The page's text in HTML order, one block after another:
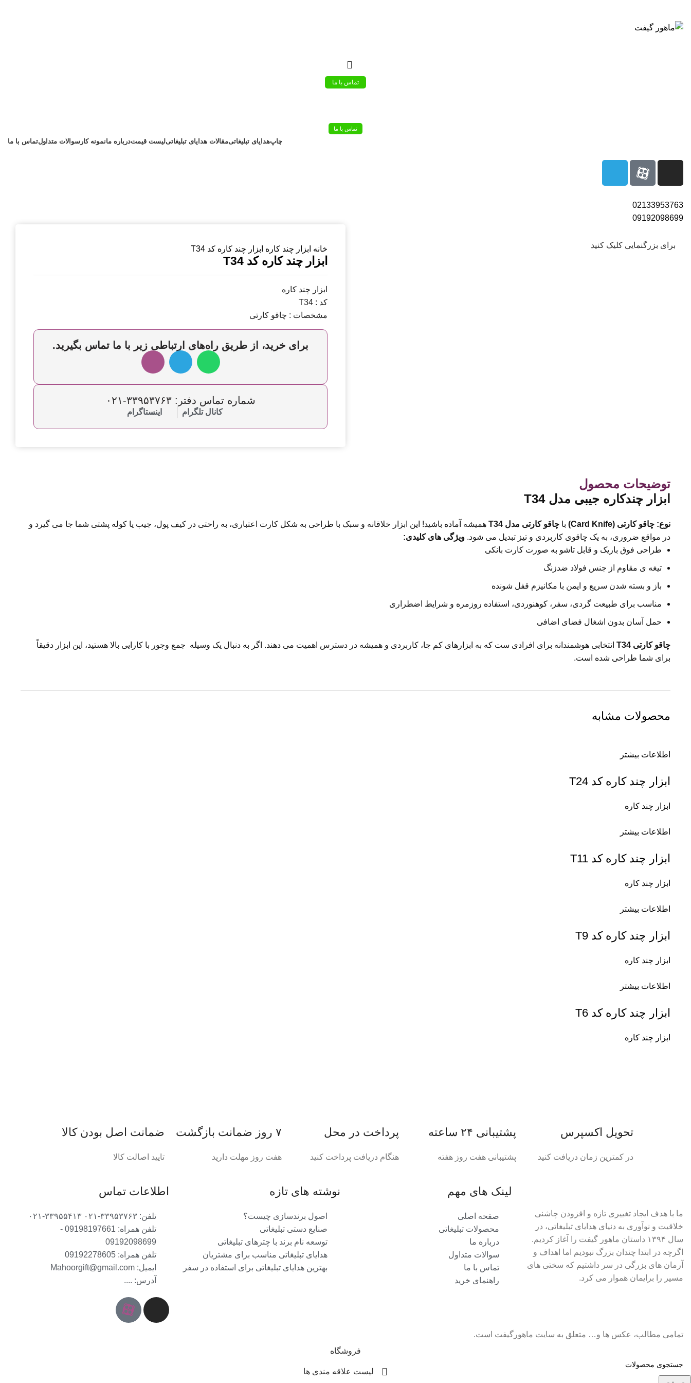
تماس با ما
تماس با ما
چاپهدایای تبلیغاتیمقالات هدایای تبلیغاتیلیست قیمتدرباره مانمونه کار سوالات متداولتماس با ما
02133953763
09192098699
برای بزرگنمایی کلیک کنید خانه ابزار چند کاره ابزار چند کاره کد T34
ابزار چند کاره کد T34
ابزار چند کاره
کد : T34
مشخصات : چاقو کارتی
برای خرید، از طریق راه‌های ارتباطی زیر با ما تماس بگیرید.
شماره تماس دفتر: ۳۳۹۵۳۷۶۳-۰۲۱
کانال تلگرام اینستاگرام
توضیحات محصول
ابزار چندکاره جیبی مدل T34
نوع: چاقو کارتی (Card Knife) با چاقو کارتی مدل
همیشه آماده باشید! این ابزار خلاقانه و سبک با طراحی به شکل کارت اعتباری، به راحتی در کیف پول، جیب یا کوله پشتی شما جا می گیرد و
در مواقع ضروری، به یک چاقوی کاربردی و تیز تبدیل می شود. ویژگی های کلیدی:
طراحی فوق باریک و قابل تاشو به صورت کارت بانکی
تیغه ی مقاوم از جنس فولاد ضدزنگ
باز و بسته شدن سریع و ایمن با مکانیزم قفل شونده
مناسب برای طبیعت گردی، سفر، کوهنوردی، استفاده روزمره و شرایط اضطراری
حمل آسان بدون اشغال فضای اضافی
چاقو کارتی
انتخابی هوشمندانه برای افرادی ست که به ابزارهای کم جا، کاربردی و همیشه در دسترس اهمیت می دهند. اگر به دنبال یک وسیله جمع وجور با کارایی بالا هستید، این ابزار دقیقاً
برای شما طراحی شده است.
محصولات مشابه
اطلاعات بیشتر
ابزار چند کاره کد T24
ابزار چند کاره
اطلاعات بیشتر
ابزار چند کاره کد T11
ابزار چند کاره
اطلاعات بیشتر
ابزار چند کاره کد T9
ابزار چند کاره
اطلاعات بیشتر
ابزار چند کاره کد T6
ابزار چند کاره
تحویل اکسپرس
در کمترین زمان دریافت کنید
پشتیبانی ۲۴ ساعته
پشتیبانی هفت روز هفته
پرداخت در محل
هنگام دریافت پرداخت کنید
۷ روز ضمانت بازگشت
هفت روز مهلت دارید
ضمانت اصل‌ بودن کالا
تایید اصالت کالا
ما با هدف ایجاد تغییری تازه و افزودن چاشنی
خلاقیت و نوآوری به دنیای هدایای تبلیغاتی، در
سال ۱۳۹۴ داستان ماهور گیفت را آغاز کردیم.
اگرچه در ابتدا چندان بزرگ نبودیم اما اهداف و
آرمان های بزرگی در سر داشتیم که سختی های
مسیر را برایمان هموار می کرد.
لینک های مهم
صفحه اصلی
محصولات تبلیغاتی
درباره ما
سوالات متداول
تماس با ما
راهنمای خرید
نوشته های تازه
اصول برندسازی چیست؟
صنایع دستی تبلیغاتی
توسعه نام برند با چترهای تبلیغاتی
هدایای تبلیغاتی مناسب برای مشتریان
بهترین هدایای تبلیغاتی برای استفاده در سفر
اطلاعات تماس
تلفن: ۳۳۹۵۳۷۶۳-۰۲۱ ۳۳۹۵۵۴۱۳-۰۲۱
تلفن همراه: 09198197661 -
09192098699
تلفن همراه: 09192278605
ایمیل: Mahoorgift@gmail.com
آدرس: ....
تمامی مطالب، عکس ها و… متعلق به سایت ماهورگیفت است.
فروشگاه
لیست علاقه مندی ها